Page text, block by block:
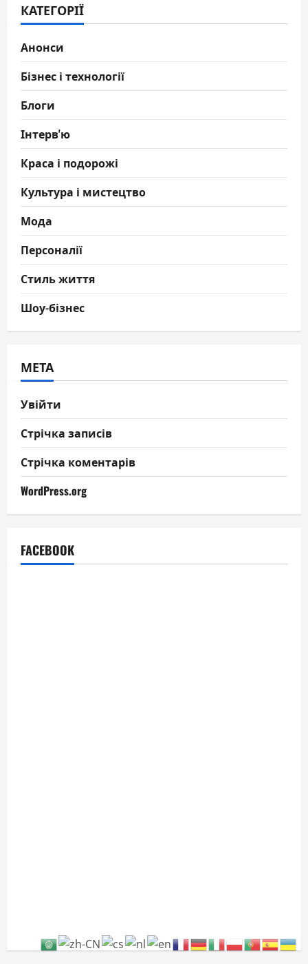
КАТЕГОРІЇ
Анонси
Бізнес і технології
Блоги
Інтерв'ю
Краса і подорожі
Культура і мистецтво
Мода
Персоналії
Стиль життя
Шоу-бізнес
МЕТА
Увійти
Стрічка записів
Стрічка коментарів
WordPress.org
FACEBOOK